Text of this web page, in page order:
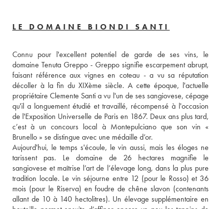
LE DOMAINE BIONDI SANTI
Connu pour l'excellent potentiel de garde de ses vins, le
domaine Tenuta Greppo - Greppo signifie escarpement abrupt,
faisant référence aux vignes en coteau - a vu sa réputation
décoller à la fin du XIXème siècle. A cette époque, l'actuelle
propriétaire Clemente Santi a vu l'un de ses sangiovese, cépage
qu'il a longuement étudié et travaillé, récompensé à l'occasion
de l'Exposition Universelle de Paris en 1867. Deux ans plus tard,
c’est à un concours local à Montepulciano que son vin «
Brunello » se distingue avec une médaille d’or.
Aujourd'hui, le temps s'écoule, le vin aussi, mais les éloges ne
tarissent pas. Le domaine de 26 hectares magnifie le
sangiovese et maîtrise l’art de l’élevage long, dans la plus pure
tradition locale. Le vin séjourne entre 12 (pour le Rosso) et 36
mois (pour le Riserva) en foudre de chêne slavon (contenants
allant de 10 à 140 hectolitres). Un élevage supplémentaire en